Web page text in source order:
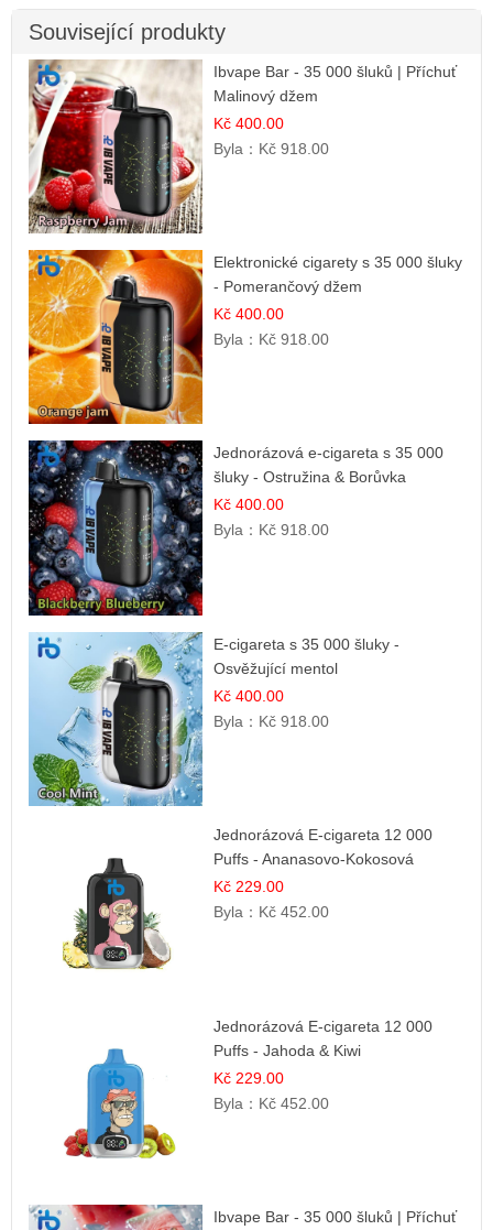
Související produkty
Ibvape Bar - 35 000 šluků | Příchuť
Malinový džem
Kč 400.00
Byla： Kč 918.00
Elektronické cigarety s 35 000 šluky
- Pomerančový džem
Kč 400.00
Byla： Kč 918.00
Jednorázová e-cigareta s 35 000
šluky - Ostružina & Borůvka
Kč 400.00
Byla： Kč 918.00
E-cigareta s 35 000 šluky -
Osvěžující mentol
Kč 400.00
Byla： Kč 918.00
Jednorázová E-cigareta 12 000
Puffs - Ananasovo-Kokosová
Zmrzlina
Kč 229.00
Byla： Kč 452.00
Jednorázová E-cigareta 12 000
Puffs - Jahoda & Kiwi
Kč 229.00
Byla： Kč 452.00
Ibvape Bar - 35 000 šluků | Příchuť